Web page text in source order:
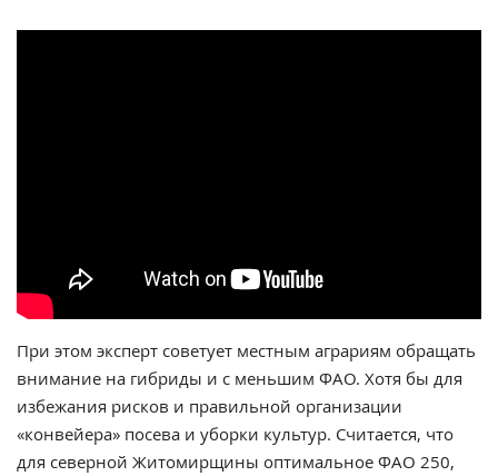
При этом эксперт советует местным аграриям обращать
внимание на гибриды и с меньшим ФАО. Хотя бы для
избежания рисков и правильной организации
«конвейера» посева и уборки культур. Считается, что
для северной Житомирщины оптимальное ФАО 250,